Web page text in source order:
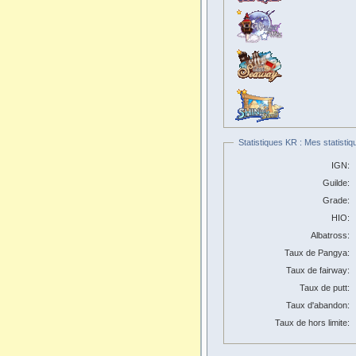
Statistiques KR : Mes
IGN:
Guilde:
Grade:
HIO:
Albatross:
Taux de Pangya:
Taux de fairway:
Taux de putt:
Taux d'abandon:
Taux de hors limite: